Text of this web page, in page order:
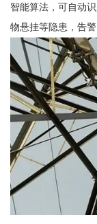
智能算法，可自动
物悬挂等隐患，告警